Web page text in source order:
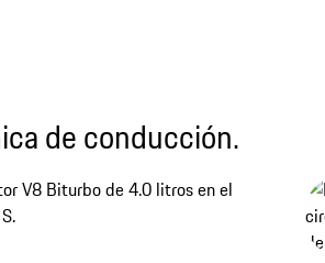
de conducción.